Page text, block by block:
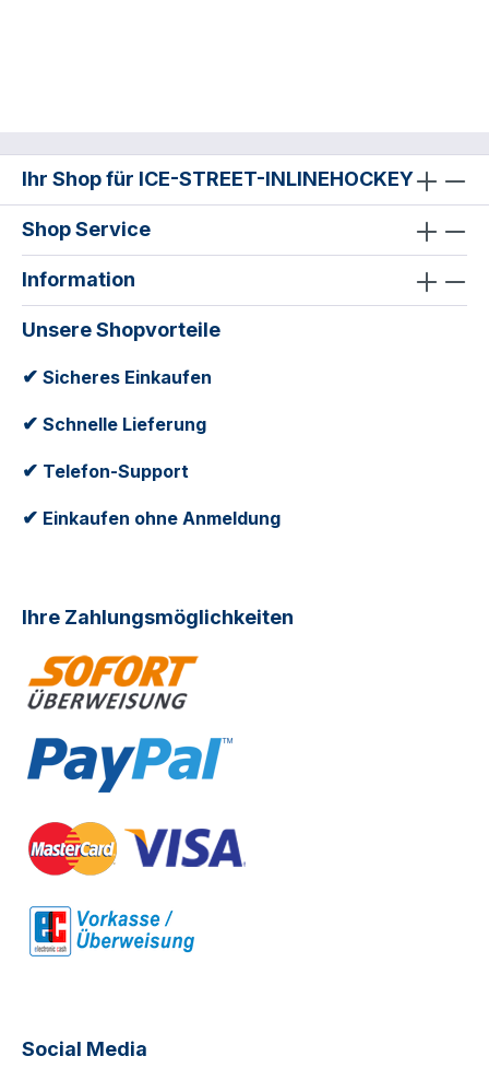
Ihr Shop für ICE-STREET-INLINEHOCKEY
Shop Service
Information
Unsere Shopvorteile
✔ Sicheres Einkaufen
✔ Schnelle Lieferung
✔ Telefon-Support
✔ Einkaufen ohne Anmeldung
Ihre Zahlungsmöglichkeiten
Social Media